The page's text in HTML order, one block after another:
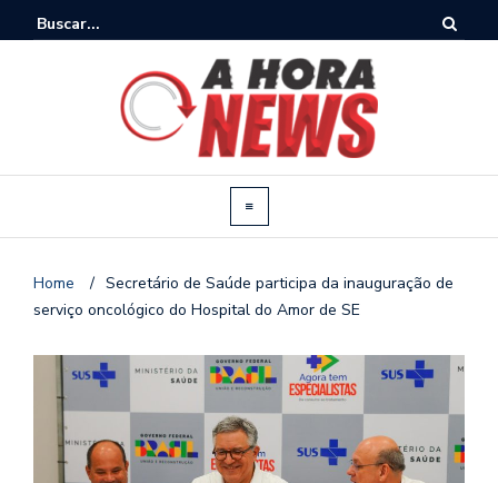
Home / Secretário de Saúde participa da inauguração de
serviço oncológico do Hospital do Amor de SE